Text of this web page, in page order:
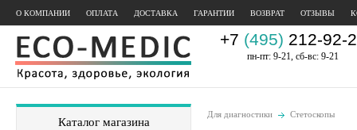
О КОМПАНИИ ОПЛАТА ДОСТАВКА ГАРАНТИИ ВОЗВРАТ ОТЗЫВЫ
+7 (495) 212-92-
пн-пт: 9-21, сб-вс: 9-21
Каталог магазина
Для диагностики Стетоскопы